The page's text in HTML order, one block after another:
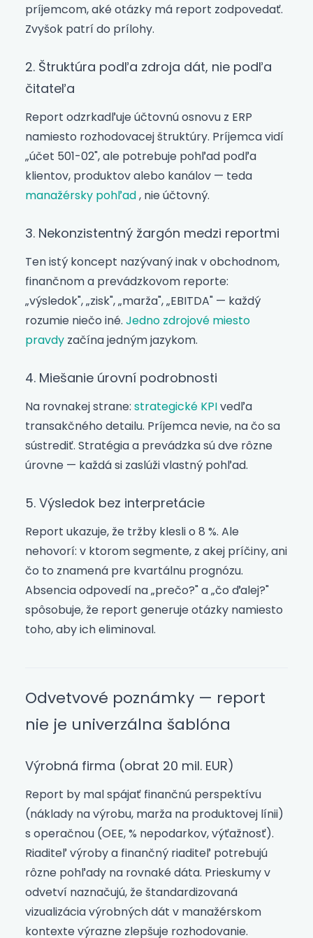
príjemcom, aké otázky má report zodpovedať.
Zvyšok patrí do prílohy.
2. Štruktúra podľa zdroja dát, nie podľa
čitateľa
Report odzrkadľuje účtovnú osnovu z ERP
namiesto rozhodovacej štruktúry. Príjemca vidí
„účet 501-02", ale potrebuje pohľad podľa
klientov, produktov alebo kanálov — teda
manažérsky pohľad, nie účtovný.
3. Nekonzistentný žargón medzi reportmi
Ten istý koncept nazývaný inak v obchodnom,
finančnom a prevádzkovom reporte:
„výsledok", „zisk", „marža", „EBITDA" — každý
rozumie niečo iné. Jedno zdrojové miesto
pravdy začína jedným jazykom.
4. Miešanie úrovní podrobnosti
Na rovnakej strane: strategické KPIvedľa
transakčného detailu. Príjemca nevie, na čo sa
sústrediť. Stratégia a prevádzka sú dve rôzne
úrovne — každá si zaslúži vlastný pohľad.
5. Výsledok bez interpretácie
Report ukazuje, že tržby klesli o 8 %. Ale
nehovorí: v ktorom segmente, z akej príčiny, ani
čo to znamená pre kvartálnu prognózu.
Absencia odpovedí na „prečo?" a „čo ďalej?"
spôsobuje, že report generuje otázky namiesto
toho, aby ich eliminoval.
Odvetvové poznámky — report
nie je univerzálna šablóna
Výrobná firma (obrat 20 mil. EUR)
Report by mal spájať finančnú perspektívu
(náklady na výrobu, marža na produktovej línii)
s operačnou (OEE, % nepodarkov, výťažnosť).
Riaditeľ výroby a finančný riaditeľ potrebujú
rôzne pohľady na rovnaké dáta. Prieskumy v
odvetví naznačujú, že štandardizovaná
vizualizácia výrobných dát v manažérskom
kontexte výrazne zlepšuje rozhodovanie.